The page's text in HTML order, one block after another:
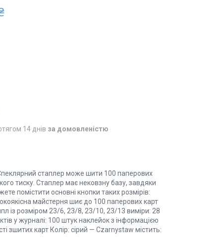
14 днів за домовленістю
стаплер може шити 100 паперових
тиску. Стаплер має нековзну базу, завдяки
помістити основні кнопки таких розмірів:
майстерня шиє до 100 паперових карт
із розміром 23/6, 23/8, 23/10, 23/13 виміри: 28
у журналі: 100 штук наклейок з інформацією
зшитих карт Колір: сірий — Czarnystaw містить: